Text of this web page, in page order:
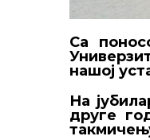
Са
нашој
На
друге